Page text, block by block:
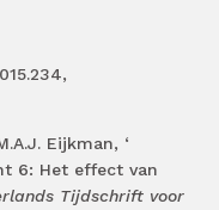
Eijkman, ‘
6: Het effect van
Tijdschrift voor